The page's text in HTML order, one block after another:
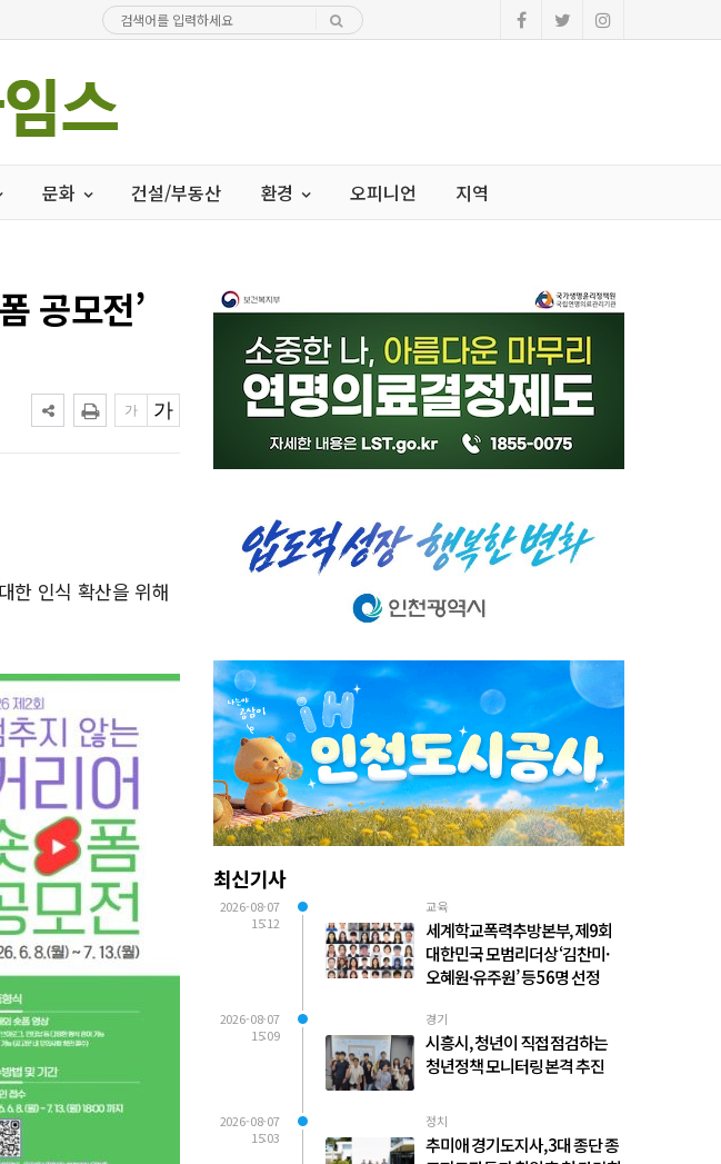
문화 건설/부동산 환경 오피니언 지역
공모전’
한 인식 확산을 위해
최신기사
2026-08-07
15:12
교육
세계학교폭력추방본부, 제9회
대한민국 모범리더상 ‘김찬미·
오혜원·유주원’ 등 56명 선정
2026-08-07
15:09
경기
시흥시, 청년이 직접 점검하는
청년정책 모니터링 본격 추진
2026-08-07
15:03
정치
추미애 경기도지사, 3대 종단 종